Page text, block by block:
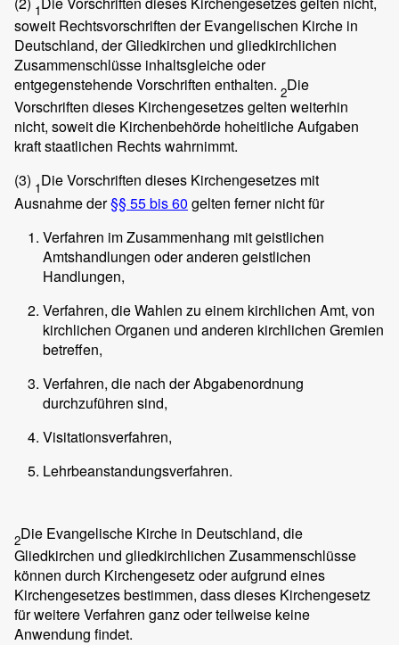
1
soweit Rechtsvorschriften der Evangelischen Kirche in
Deutschland, der Gliedkirchen und gliedkirchlichen
Zusammenschlüsse inhaltsgleiche oder
entgegenstehende Vorschriften enthalten. 2Die
Vorschriften dieses Kirchengesetzes gelten weiterhin
nicht, soweit die Kirchenbehörde hoheitliche Aufgaben
kraft staatlichen Rechts wahrnimmt.
(3) 1Die Vorschriften dieses Kirchengesetzes mit
Ausnahme der§§ 55 bis 60 gelten ferner nicht für
Verfahren im Zusammenhang mit geistlichen
Amtshandlungen oder anderen geistlichen
Handlungen,
Verfahren, die Wahlen zu einem kirchlichen Amt, von
kirchlichen Organen und anderen kirchlichen Gremien
betreffen,
Verfahren, die nach der Abgabenordnung
durchzuführen sind,
Visitationsverfahren,
Lehrbeanstandungsverfahren.
2Die Evangelische Kirche in Deutschland, die
Gliedkirchen und gliedkirchlichen Zusammenschlüsse
können durch Kirchengesetz oder aufgrund eines
Kirchengesetzes bestimmen, dass dieses Kirchengesetz
für weitere Verfahren ganz oder teilweise keine
Anwendung findet.